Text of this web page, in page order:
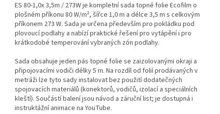
ES 80-1,0x 3,5m / 273W je kompletní sada topné folie Ecofilm o
plošném příkonu 80 W/m², šířce 1,0 m a délce 3,5 m s celkovým
příkonem 273 W. Sada je určena především pro pokládku pod
plovoucí podlahy a nabízí praktické řešení pro vytápění i pro
krátkodobé temperování vybraných zón podlahy.
Sada obsahuje jeden pás topné folie se zaizolovanými okraji a
připojovacími vodiči délky 5 m. Na rozdíl od folií prodávaných v
metráži lze tyto sady instalovat bez použití dodatečných
spojovacích materiálů (konektorů, vodičů, izolací a speciálních
kleští). Součástí balení jsou návod a záruční list; je dostupná i
instruktážní animace na YouTube.